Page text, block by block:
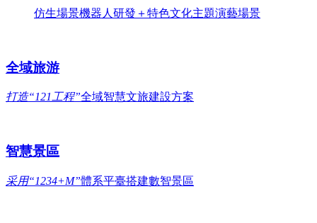
仿生場景機器人研發＋特色文化主題演藝場景
全域旅游
打造“121工程”全域智慧文旅建設方案
智慧景區
采用“1234+M”體系平臺搭建數智景區